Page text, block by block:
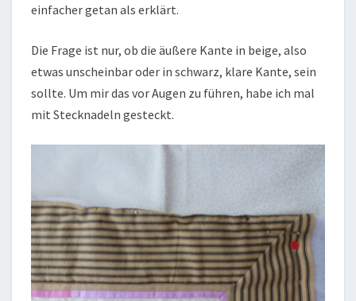
einfacher getan als erklärt.
Die Frage ist nur, ob die äußere Kante in beige, also
etwas unscheinbar oder in schwarz, klare Kante, sein
sollte. Um mir das vor Augen zu führen, habe ich mal
mit Stecknadeln gesteckt.